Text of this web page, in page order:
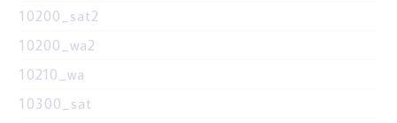
10200_sat2
10200_wa2
10210_wa
10300_sat